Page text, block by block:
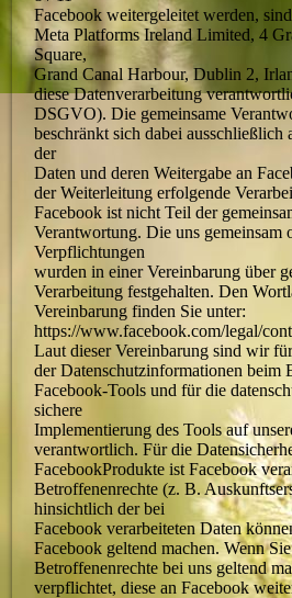
Facebook weitergeleitet werden,
Meta Platforms Ireland Limited, 4
Square,
Grand Canal Harbour, Dublin 2,
diese Datenverarbeitung
DSGVO). Die gemeinsame
beschränkt sich dabei ausschließlich
der
Daten und deren Weitergabe an
der Weiterleitung erfolgende
Facebook ist nicht Teil der
Verantwortung. Die uns gemeinsam
Verpflichtungen
wurden in einer Vereinbarung über
Verarbeitung festgehalten. Den
Vereinbarung finden Sie unter:
https://www.facebook.com/legal/
Laut dieser Vereinbarung sind wir
der Datenschutzinformationen beim
Facebook-Tools und für die
sichere
Implementierung des Tools auf
verantwortlich. Für die
FacebookProdukte ist Facebook
Betroffenenrechte (z. B.
hinsichtlich der bei
Facebook verarbeiteten Daten
Facebook geltend machen. Wenn
Betroffenenrechte bei uns geltend
verpflichtet, diese an Facebook